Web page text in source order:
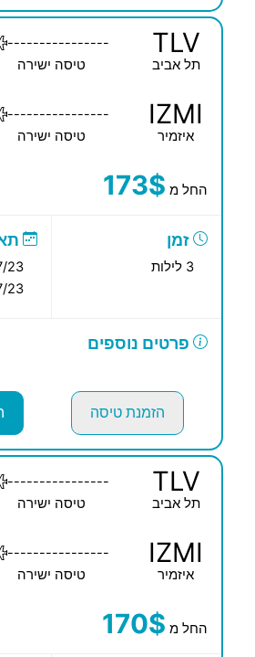
TLV
תל אביב
----------------
טיסה ישירה
IZMI
איזמיר
----------------
טיסה ישירה
החל מ 173$
זמן
3 לילות
09/
12/
פרטים נוספים
הזמנת טיסה
TLV
תל אביב
----------------
טיסה ישירה
IZMI
איזמיר
----------------
טיסה ישירה
החל מ 170$